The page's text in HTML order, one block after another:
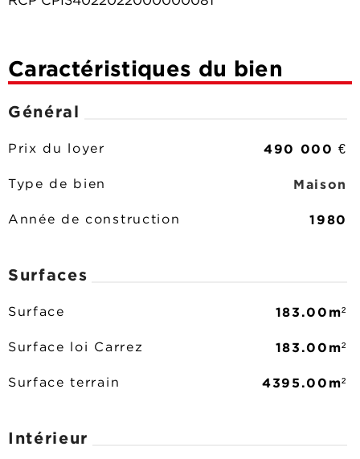
Caractéristiques du bien
Général
Prix du loyer 490 000 €
Type de bien Maison
Année de construction 1980
Surfaces
Surface 183.00m²
Surface loi Carrez 183.00m²
Surface terrain 4395.00m²
Intérieur